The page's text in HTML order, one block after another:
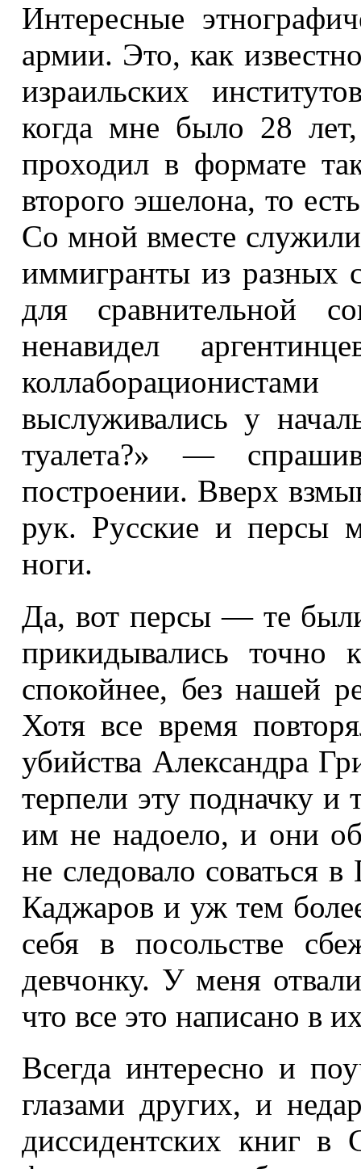
Интересные
армии. Это, как
израильских
когда мне было 28
проходил в формате
второго эшелона, то
Со мной вместе
иммигранты из разных
для сравнительной
ненавидел
выслуживались у
туалета?» —
построении. Вверх
рук. Русские и персы
ноги.
Да, вот персы — те
прикидывались
спокойнее, без нашей
Хотя все время
убийства Александра
терпели эту подначку и
им не надоело, и они
не следовало соваться
Каджаров и уж тем
себя в посольстве
девчонку. У меня
что все это написано в
Всегда интересно и
глазами других, и
диссидентских книг в